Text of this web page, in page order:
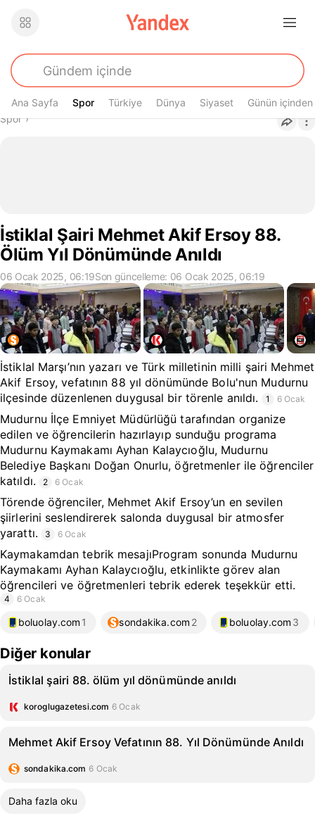
Ana Sayfa Spor
Spor Türkiye Dünya Siyaset Günün içinden
Buradasın
Spor›
İstiklal Şairi Mehmet Akif Ersoy 88.
Ölüm Yıl Dönümünde Anıldı
06 Ocak 2025, 06:19Son güncelleme: 06 Ocak 2025, 06:19
İstiklal Marşı’nın yazarı ve Türk milletinin milli şairi Mehmet
Akif Ersoy, vefatının 88 yıl dönümünde Bolu'nun Mudurnu
ilçesinde düzenlenen duygusal bir törenle anıldı.
1 6 Ocak
Mudurnu İlçe Emniyet Müdürlüğü tarafından organize
edilen ve öğrencilerin hazırlayıp sunduğu programa
Mudurnu Kaymakamı Ayhan Kalaycıoğlu, Mudurnu
Belediye Başkanı Doğan Onurlu, öğretmenler ile öğrenciler
katıldı.
2 6 Ocak
Törende öğrenciler, Mehmet Akif Ersoy’un en sevilen
şiirlerini seslendirerek salonda duygusal bir atmosfer
yarattı.
3 6 Ocak
Kaymakamdan tebrik mesajıProgram sonunda Mudurnu
Kaymakamı Ayhan Kalaycıoğlu, etkinlikte görev alan
öğrencileri ve öğretmenleri tebrik ederek teşekkür etti.
4 6 Ocak
boluolay.com 1 sondakika.com 2 boluolay.com 3
Diğer konular
İstiklal şairi 88. ölüm yıl dönümünde anıldı
koroglugazetesi.com 6 Ocak
Mehmet Akif Ersoy Vefatının 88. Yıl Dönümünde Anıldı
sondakika.com 6 Ocak
Daha fazla oku